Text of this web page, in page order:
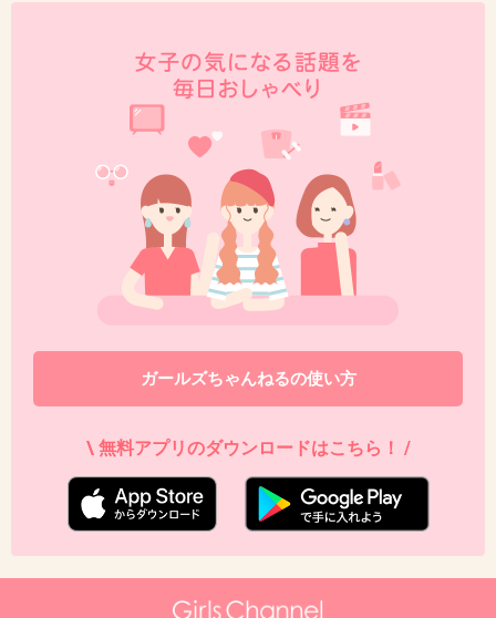
確かに川が近くにない人に売るのはいいかもし
れない。でも今は下流の人間にまで悪影響出て
るから駄目なんだよ。
3件の返信
+55
2026/06/03(水) 21:17:58
それってほんっとにごく一部で
ほとんどは自分の欲しいものが出るまで大量に
買った人が要らない余ったものを売ってる
1件の返信
+12
ガールズちゃんねるの使い方
\ 無料アプリのダウンロードはこちら！ /